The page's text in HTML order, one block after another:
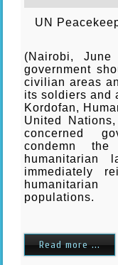
UN
(Nairobi,
government
civilian areas
its soldiers and
Kordofan,
United
concerned
condemn
immediately
populations.
Read more ...